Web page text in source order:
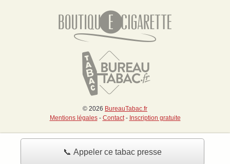
📞 Appeler ce tabac presse
© 2026 BureauTabac.fr
Mentions légales- Contact- Inscription gratuite